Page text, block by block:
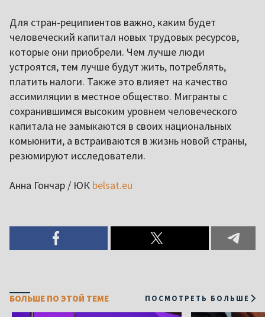
Для стран-реципиентов важно, каким будет
человеческий капитал новых трудовых ресурсов,
которые они приобрели. Чем лучше люди
устроятся, тем лучше будут жить, потреблять,
платить налоги. Также это влияет на качество
ассимиляции в местное общество. Мигранты с
сохранившимся высоким уровнем человеческого
капитала не замыкаются в своих национальных
комьюнити, а встраиваются в жизнь новой страны,
резюмируют исследователи.
Анна Гончар / ЮК belsat.eu
БОЛЬШЕ ПО ЭТОЙ ТЕМЕ ПОСМОТРЕТЬ БОЛЬШЕ